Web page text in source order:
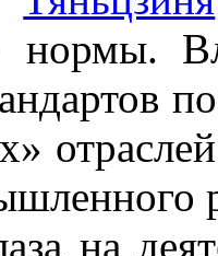
нормы.
на